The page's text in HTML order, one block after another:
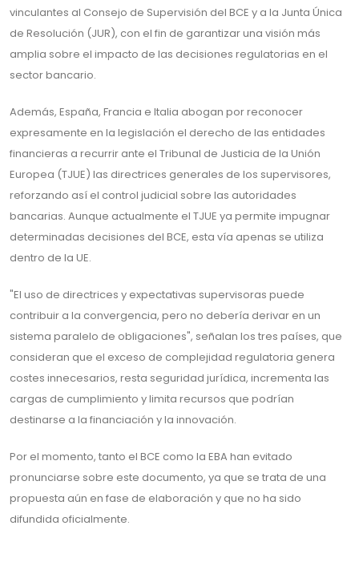
vinculantes al Consejo de Supervisión del BCE y a la Junta Única
de Resolución (JUR), con el fin de garantizar una visión más
amplia sobre el impacto de las decisiones regulatorias en el
sector bancario.
Además, España, Francia e Italia abogan por reconocer
expresamente en la legislación el derecho de las entidades
financieras a recurrir ante el Tribunal de Justicia de la Unión
Europea (TJUE) las directrices generales de los supervisores,
reforzando así el control judicial sobre las autoridades
bancarias. Aunque actualmente el TJUE ya permite impugnar
determinadas decisiones del BCE, esta vía apenas se utiliza
dentro de la UE.
"El uso de directrices y expectativas supervisoras puede
contribuir a la convergencia, pero no debería derivar en un
sistema paralelo de obligaciones", señalan los tres países, que
consideran que el exceso de complejidad regulatoria genera
costes innecesarios, resta seguridad jurídica, incrementa las
cargas de cumplimiento y limita recursos que podrían
destinarse a la financiación y la innovación.
Por el momento, tanto el BCE como la EBA han evitado
pronunciarse sobre este documento, ya que se trata de una
propuesta aún en fase de elaboración y que no ha sido
difundida oficialmente.